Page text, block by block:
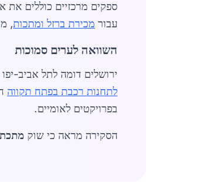
עבור מכירת ברזל ומתכות,
השוואה לערים סמוכות
ירושלים דומה לתל אביב-
לתחנות רכבת בפתח תקווה
בפרויקטים לאומיים.
הסקירה מראה כי שוק מתכת